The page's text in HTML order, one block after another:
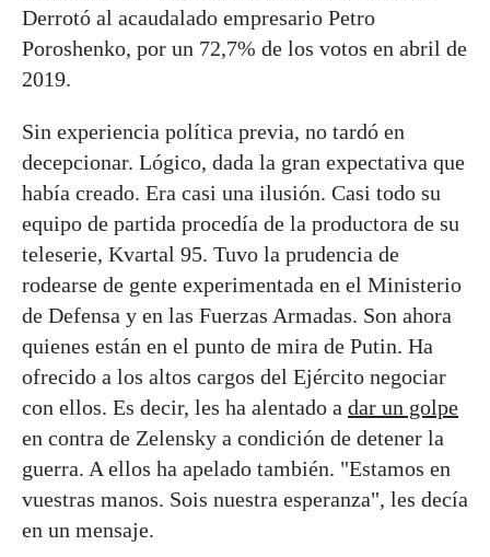
Derrotó al acaudalado empresario Petro
Poroshenko, por un 72,7% de los votos en abril de
2019.
Sin experiencia política previa, no tardó en
decepcionar. Lógico, dada la gran expectativa que
había creado. Era casi una ilusión. Casi todo su
equipo de partida procedía de la productora de su
teleserie, Kvartal 95. Tuvo la prudencia de
rodearse de gente experimentada en el Ministerio
de Defensa y en las Fuerzas Armadas. Son ahora
quienes están en el punto de mira de Putin. Ha
ofrecido a los altos cargos del Ejército negociar
con ellos. Es decir, les ha alentado a dar un golpe
en contra de Zelensky a condición de detener la
guerra. A ellos ha apelado también. "Estamos en
vuestras manos. Sois nuestra esperanza", les decía
en un mensaje.